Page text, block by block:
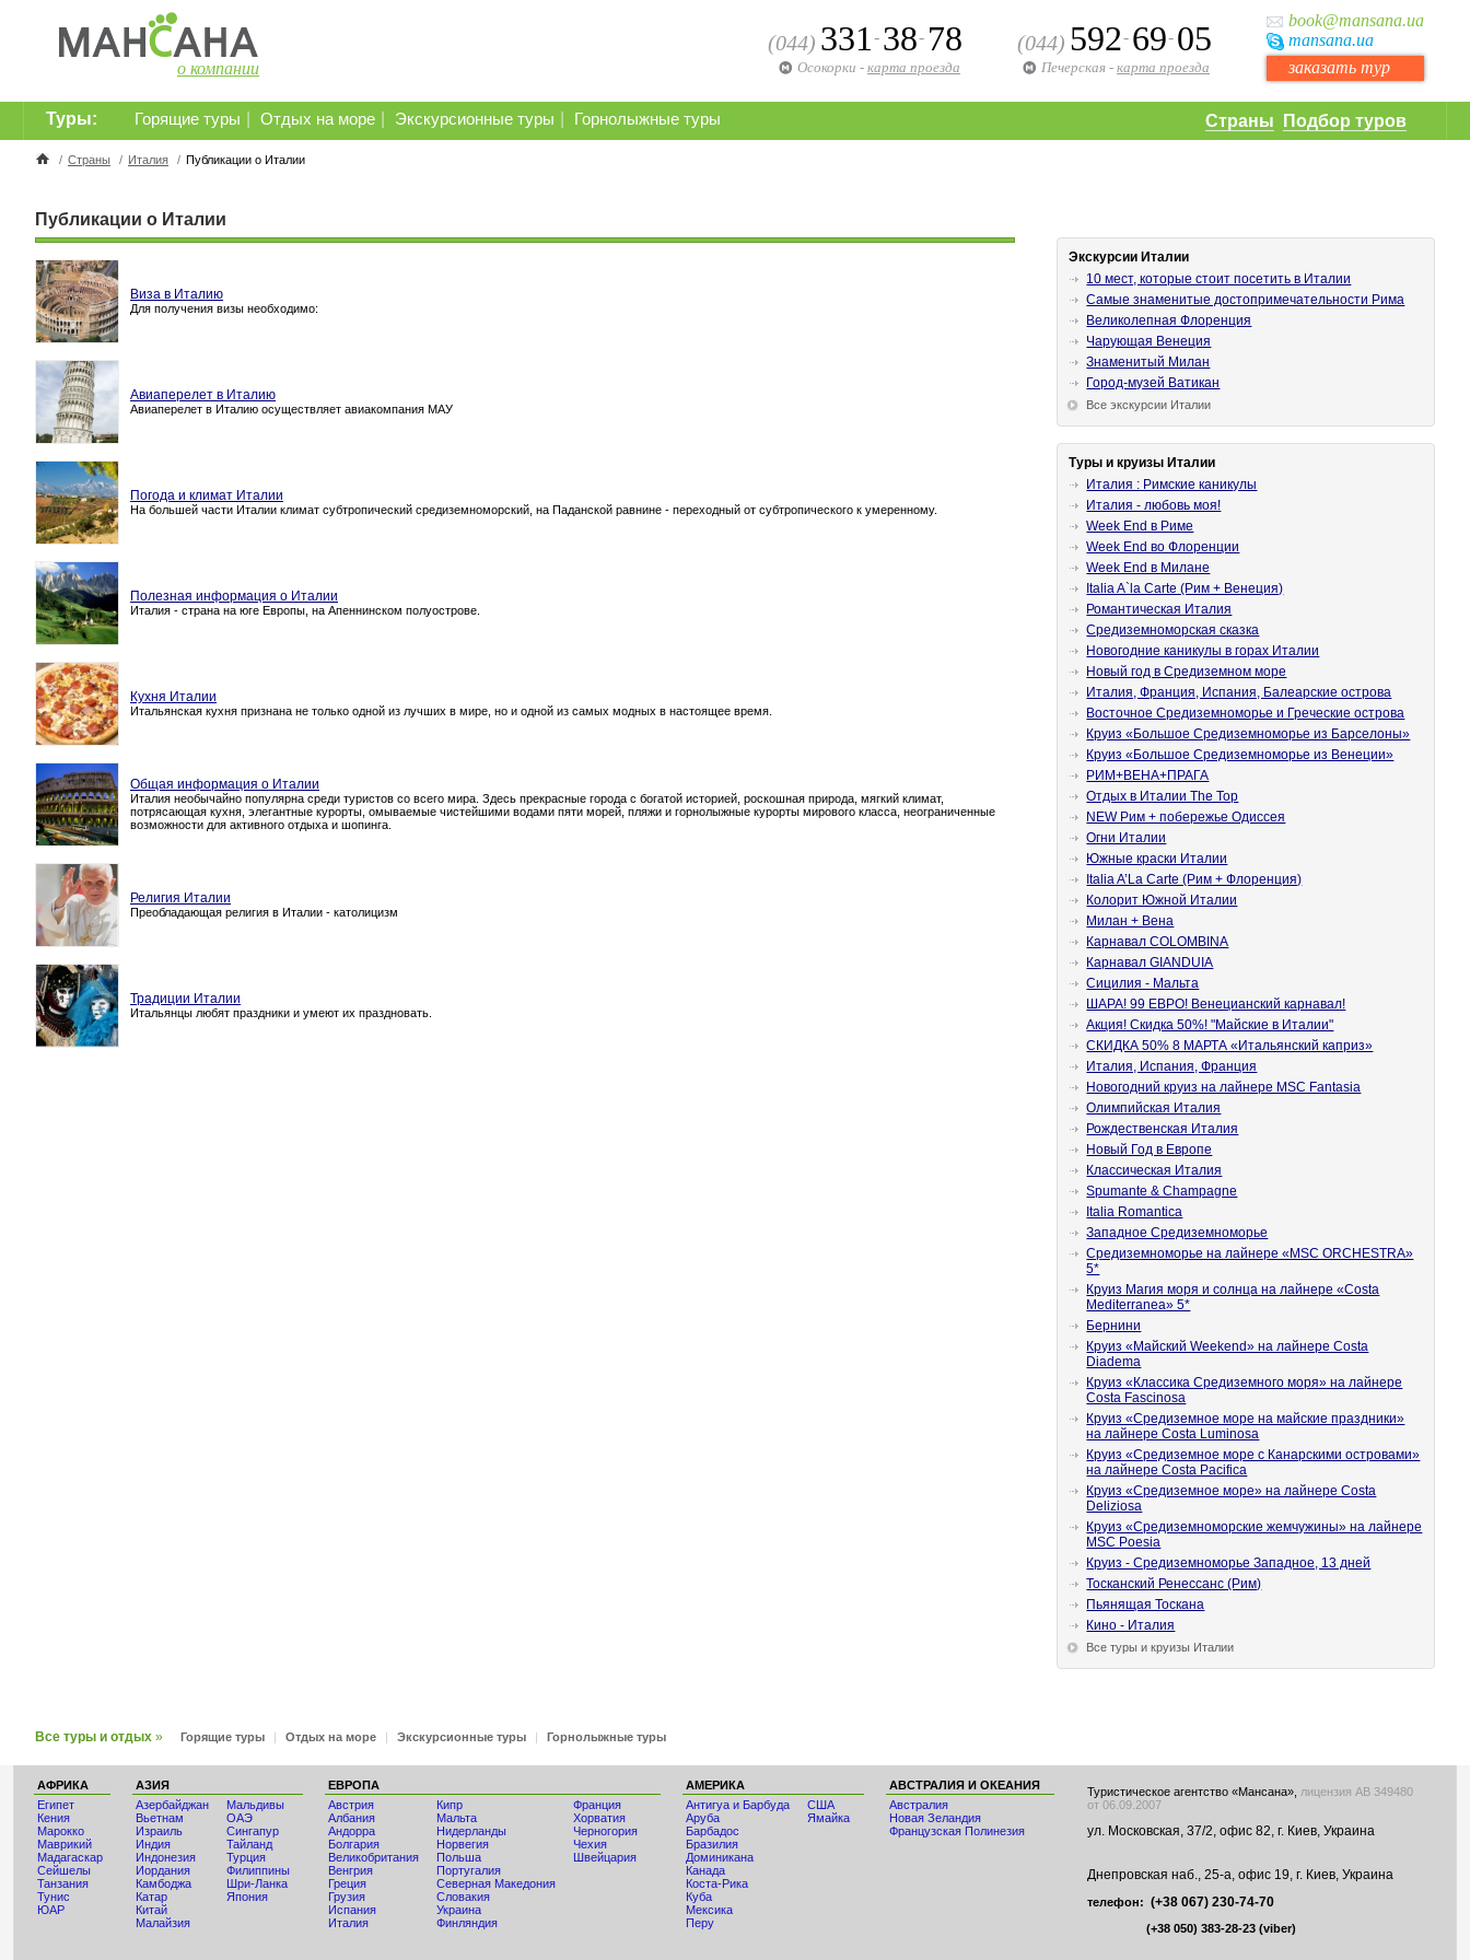
о компании
book@mansana.ua
mansana.ua
заказать тур
(044) 592- 69- 05
Печерская - карта проезда
(044) 331 - 38- 78
Осокорки - карта проезда
Страны Подбор туров
Горящие туры Отдых на море Экскурсионные туры Горнолыжные туры
Туры:
/ Страны / Италия / Публикации о Италии
Публикации о Италии
Виза в Италию
Для получения визы необходимо:
Авиаперелет в Италию
Авиаперелет в Италию осуществляет авиакомпания МАУ
Погода и климат Италии
На большей части Италии климат субтропический средиземноморский, на Паданской равнине - переходный от субтропического к умеренному.
Полезная информация о Италии
Италия - страна на юге Европы, на Апеннинском полуострове.
Кухня Италии
Итальянская кухня признана не только одной из лучших в мире, но и одной из самых модных в настоящее время.
Общая информация о Италии
Италия необычайно популярна среди туристов со всего мира. Здесь прекрасные города с богатой историей, роскошная природа, мягкий климат,
потрясающая кухня, элегантные курорты, омываемые чистейшими водами пяти морей, пляжи и горнолыжные курорты мирового класса, неограниченные
возможности для активного отдыха и шопинга.
Религия Италии
Преобладающая религия в Италии - католицизм
Традиции Италии
Итальянцы любят праздники и умеют их праздновать.
Экскурсии Италии
10 мест, которые стоит посетить в Италии
Самые знаменитые достопримечательности Рима
Великолепная Флоренция
Чарующая Венеция
Знаменитый Милан
Город-музей Ватикан
Все экскурсии Италии
Туры и круизы Италии
Италия : Римские каникулы
Италия - любовь моя!
Week End в Риме
Week End во Флоренции
Week End в Милане
Italia A`la Carte (Рим + Венеция)
Романтическая Италия
Средиземноморская сказка
Новогодние каникулы в горах Италии
Новый год в Средиземном море
Италия, Франция, Испания, Балеарские острова
Восточное Средиземноморье и Греческие острова
Круиз «Большое Средиземноморье из Барселоны»
Круиз «Большое Средиземноморье из Венеции»
РИМ+ВЕНА+ПРАГА
Отдых в Италии The Top
NEW Рим + побережье Одиссея
Огни Италии
Южные краски Италии
Italia A’La Carte (Рим + Флоренция)
Колорит Южной Италии
Милан + Вена
Карнавал COLOMBINA
Карнавал GIANDUIA
Сицилия - Мальта
ШАРА! 99 ЕВРО! Венецианский карнавал!
Акция! Скидка 50%! "Майские в Италии"
СКИДКА 50% 8 МАРТА «Итальянский каприз»
Италия, Испания, Франция
Новогодний круиз на лайнере MSC Fantasia
Олимпийская Италия
Рождественская Италия
Новый Год в Европе
Классическая Италия
Spumante & Champagne
Italia Romantica
Западное Средиземноморье
Средиземноморье на лайнере «MSC ORCHESTRA»
5*
Круиз Магия моря и солнца на лайнере «Costa
Mediterranea» 5*
Бернини
Круиз «Майский Weekend» на лайнере Costa
Diadema
Круиз «Классика Cредиземного моря» на лайнере
Costa Fascinosa
Круиз «Средиземное море на майские праздники»
на лайнере Costa Luminosa
Круиз «Средиземное море с Канарскими островами»
на лайнере Costa Pacifica
Круиз «Средиземное море» на лайнере Costa
Deliziosa
Круиз «Средиземноморские жемчужины» на лайнере
MSC Poesia
Круиз - Средиземноморье Западное, 13 дней
Тосканский Ренессанс (Рим)
Пьянящая Тоскана
Кино - Италия
Все туры и круизы Италии
Все туры и отдых » Горящие туры | Отдых на море | Экскурсионные туры | Горнолыжные туры
АФРИКА
Египет
Кения
Мaрокко
Маврикий
Мадагаскар
Сейшелы
Танзания
Тунис
ЮАР
АЗИЯ
Азербайджан
Вьетнам
Израиль
Индия
Индонезия
Иордания
Камбоджа
Катар
Китай
Малайзия
Мальдивы
ОАЭ
Сингапур
Тайланд
Турция
Филиппины
Шри-Ланка
Япония
ЕВРОПА
Австрия
Албания
Андорра
Болгария
Великобритания
Венгрия
Греция
Грузия
Испания
Италия
Кипр
Мальта
Нидерланды
Норвегия
Польша
Португалия
Северная Македония
Словакия
Украина
Финляндия
Франция
Хорватия
Черногория
Чехия
Швейцария
АМЕРИКА
Антигуа и Барбуда
Аруба
Барбадос
Бразилия
Доминикана
Канада
Коста-Рика
Куба
Мексика
Перу
США
Ямайка
АВСТРАЛИЯ И ОКЕАНИЯ
Австралия
Новая Зеландия
Французская Полинезия
Туристическое агентство «Мансана», лицензия АВ 349480
от 06.09.2007
ул. Московская, 37/2, офис 82, г. Киев, Украина
Днепровская наб., 25-а, офис 19, г. Киев, Украина
телефон: (+38 067) 230-74-70
(+38 050) 383-28-23 (viber)